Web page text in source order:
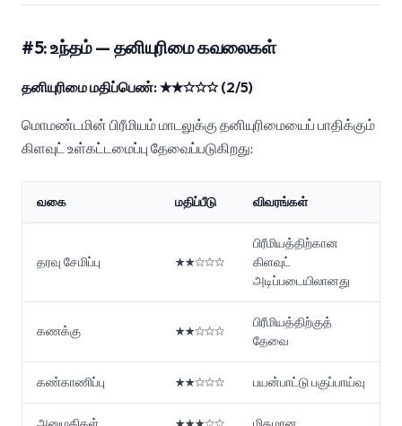
#5: உந்தம் — தனியுரிமை கவலைகள்
தனியுரிமை மதிப்பெண்: ★★☆☆☆ (2/5)
மொமண்டமின் பிரீமியம் மாடலுக்கு தனியுரிமையைப் பாதிக்கும்
கிளவுட் உள்கட்டமைப்பு தேவைப்படுகிறது:
வகை மதிப்பீடு விவரங்கள்
தரவு சேமிப்பு ★★☆☆☆
பிரீமியத்திற்கான
கிளவுட்
அடிப்படையிலானது
கணக்கு ★★☆☆☆
பிரீமியத்திற்குத்
தேவை
கண்காணிப்பு ★★☆☆☆ பயன்பாட்டு பகுப்பாய்வு